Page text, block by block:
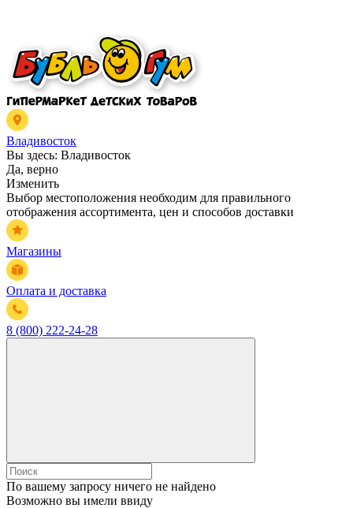
Владивосток
Вы здесь: Владивосток
Да, верно
Изменить
Выбор местоположения необходим для правильного
отображения ассортимента, цен и способов доставки
Магазины
Оплата и доставка
8 (800) 222-24-28
По вашему запросу ничего не найдено
Возможно вы имели ввиду